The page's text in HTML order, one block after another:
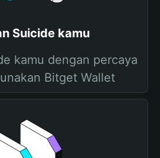
Suicide kamu
kamu dengan percaya
Bitget Wallet